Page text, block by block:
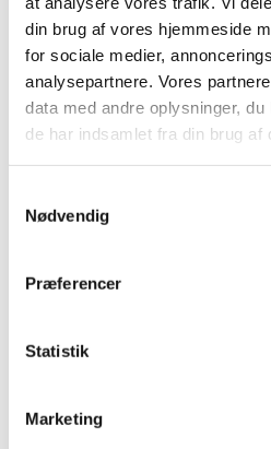
din brug af vores hjemmeside
for sociale medier,
analysepartnere. Vores
data med andre oplysninger,
de har indsamlet fra din brug af
Nødvendig
Præferencer
Statistik
Marketing
Skovby SM52
spisebordsstol
3.149,00 DKK
Fast
Lavpris